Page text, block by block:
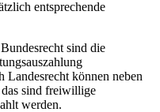
entsprechende
sind die
Landesrecht können neben
sind freiwillige
werden.